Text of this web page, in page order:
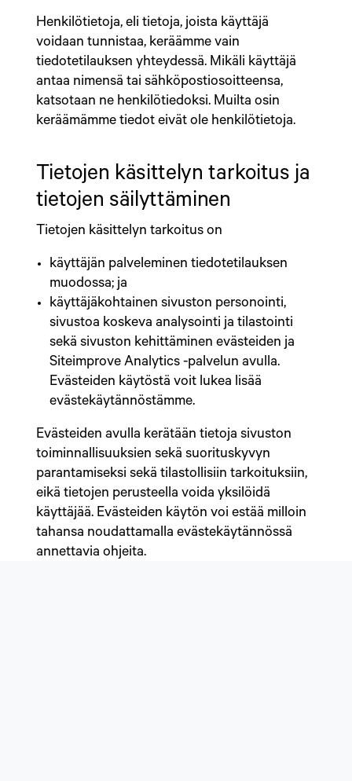
Henkilötietoja, eli tietoja, joista käyttäjä
voidaan tunnistaa, keräämme vain
tiedotetilauksen yhteydessä. Mikäli käyttäjä
antaa nimensä tai sähköpostiosoitteensa,
katsotaan ne henkilötiedoksi. Muilta osin
keräämämme tiedot eivät ole henkilötietoja.
Tietojen käsittelyn tarkoitus ja
tietojen säilyttäminen
Tietojen käsittelyn tarkoitus on
käyttäjän palveleminen tiedotetilauksen
muodossa; ja
käyttäjäkohtainen sivuston personointi,
sivustoa koskeva analysointi ja tilastointi
sekä sivuston kehittäminen evästeiden ja
Siteimprove Analytics -palvelun avulla.
Evästeiden käytöstä voit lukea lisää
evästekäytännöstämme.
Evästeiden avulla kerätään tietoja sivuston
toiminnallisuuksien sekä suorituskyvyn
parantamiseksi sekä tilastollisiin tarkoituksiin,
eikä tietojen perusteella voida yksilöidä
käyttäjää. Evästeiden käytön voi estää milloin
tahansa noudattamalla evästekäytännössä
annettavia ohjeita.